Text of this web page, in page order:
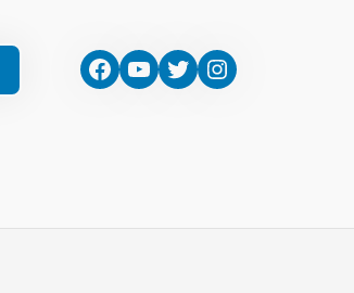
Facebook
YouTube
TwitterInstagram